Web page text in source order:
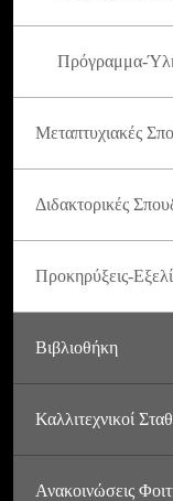
Πρόγραμμα-
Μεταπτυχιακές
Διδακτορικές
Προκηρύξεις-
Βιβλιοθήκη
Καλλιτεχνικοί
Ανακοινώσεις